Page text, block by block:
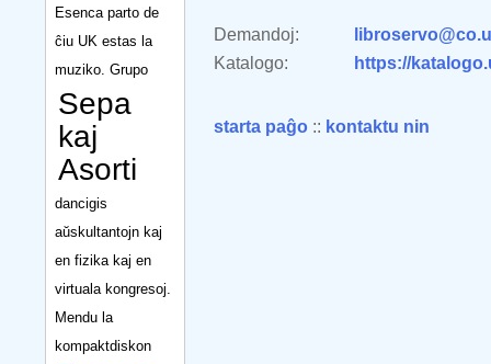
Esenca parto de
ĉiu UK estas la
muziko. Grupo
Sepa
kaj
Asorti
dancigis
aŭskultantojn kaj
en fizika kaj en
virtuala kongresoj.
Mendu la
kompaktdiskon
Demandoj:
Katalogo:
https://
starta paĝo :: kontaktu nin